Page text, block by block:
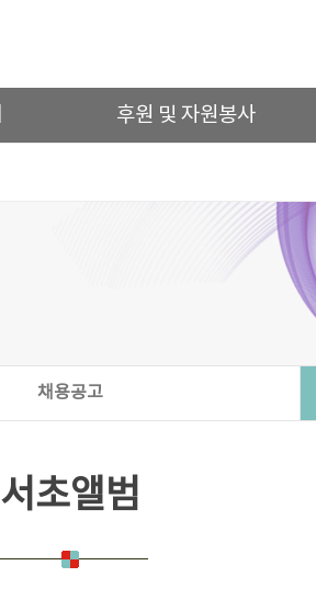
후원 및 자원봉사
채용공고
서초앨범